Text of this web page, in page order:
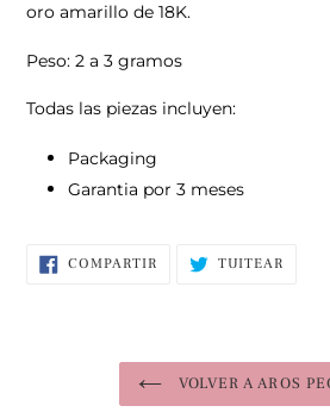
oro amarillo de 18K.
Peso: 2 a 3 gramos
Todas las piezas incluyen:
Packaging
Garantia por 3 meses
COMPARTIRCOMPARTIR
EN
TUITEAR
VOLVER A AROS